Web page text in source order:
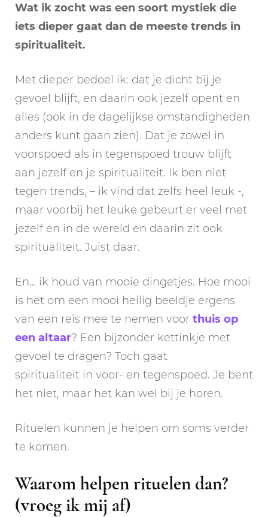
Wat ik zocht was een soort mystiek die
iets dieper gaat dan de meeste trends in
spiritualiteit.
Met dieper bedoel ik: dat je dicht bij je
gevoel blijft, en daarin ook jezelf opent en
alles (ook in de dagelijkse omstandigheden
anders kunt gaan zien). Dat je zowel in
voorspoed als in tegenspoed trouw blijft
aan jezelf en je spiritualiteit. Ik ben niet
tegen trends, – ik vind dat zelfs heel leuk -,
maar voorbij het leuke gebeurt er veel met
jezelf en in de wereld en daarin zit ook
spiritualiteit. Juist daar.
En… ik houd van mooie dingetjes. Hoe mooi
is het om een mooi heilig beeldje ergens
van een reis mee te nemen voor thuis op
een altaar? Een bijzonder kettinkje met
gevoel te dragen? Toch gaat
spiritualiteit in voor- en tegenspoed. Je bent
het niet, maar het kan wel bij je horen.
Rituelen kunnen je helpen om soms verder
te komen.
Waarom helpen rituelen dan?
(vroeg ik mij af)